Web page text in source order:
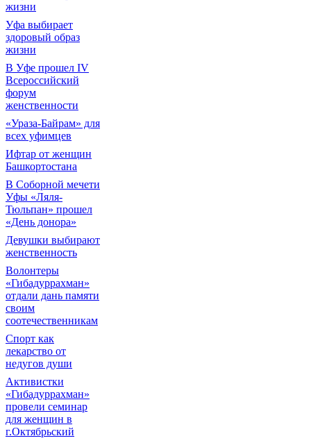
жизни
Уфа выбирает
здоровый образ
жизни
В Уфе прошел IV
Всероссийский
форум
женственности
«Ураза-Байрам» для
всех уфимцев
Ифтар от женщин
Башкортостана
В Соборной мечети
Уфы «Ляля-
Тюльпан» прошел
«День донора»
Девушки выбирают
женственность
Волонтеры
«Гибадуррахман»
отдали дань памяти
своим
соотечественникам
Спорт как
лекарство от
недугов души
Активистки
«Гибадуррахман»
провели семинар
для женщин в
г.Октябрьский